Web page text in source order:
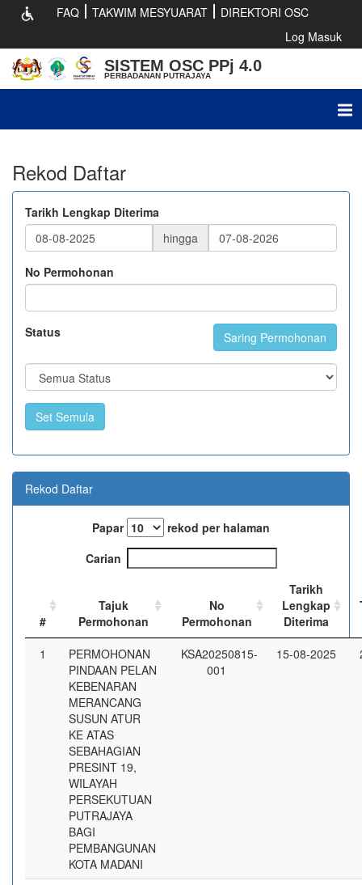
FAQ TAKWIM MESYUARAT
DIREKTORI OSC
Log Masuk
SISTEM OSC PPj 4.0
PERBADANAN PUTRAJAYA
Rekod Daftar
Tarikh Lengkap Diterima
hingga
No Permohonan
Status
Rekod Daftar
Papar
rekod per halaman
Carian
#
Tajuk
Permohonan
No
Permohonan
Tarikh
Lengkap
Diterima
1
PERMOHONAN
PINDAAN PELAN
KEBENARAN
MERANCANG
SUSUN ATUR
KE ATAS
SEBAHAGIAN
PRESINT 19,
WILAYAH
PERSEKUTUAN
PUTRAJAYA
BAGI
PEMBANGUNAN
KOTA MADANI
KSA20250815-
001
15-08-2025